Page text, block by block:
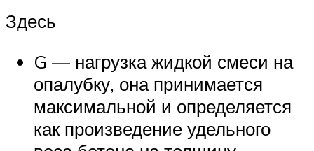
Здесь
G — нагрузка жидкой смеси на
опалубку, она принимается
максимальной и определяется
как произведение удельного